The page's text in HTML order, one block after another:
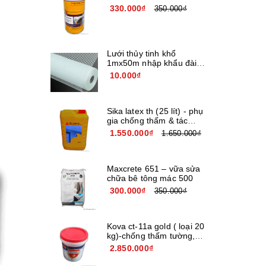
330.000₫
350.000₫
Lưới thủy tinh khổ
1mx50m nhập khẩu đài
loan
10.000₫
Sika latex th (25 lít) - phụ
gia chống thấm & tác
nhân kết nối
1.550.000₫ 1.650.000₫
Maxcrete 651 – vữa sửa
chữa bê tông mác 500
300.000₫
350.000₫
Kova ct-11a gold ( loại 20
kg)-chống thấm tường,
bê tông
2.850.000₫